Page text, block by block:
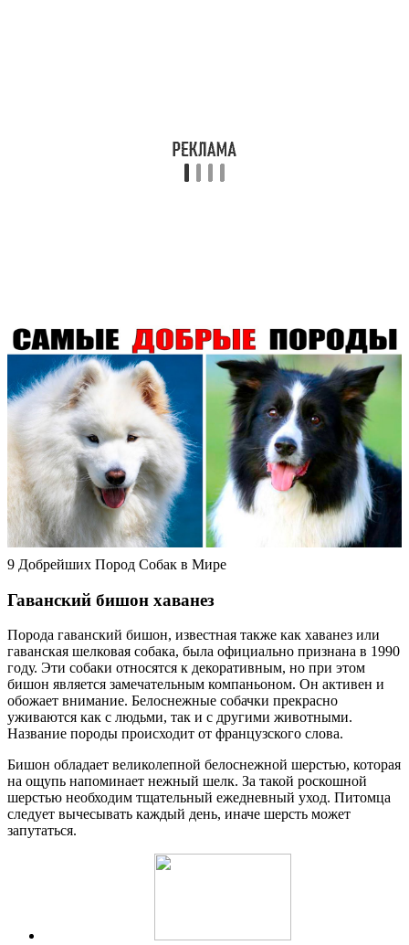
9 Добрейших Пород Собак в Мире
Гаванский бишон хаванез
Порода гаванский бишон, известная также как хаванез или
гаванская шелковая собака, была официально признана в 1990
году. Эти собаки относятся к декоративным, но при этом
бишон является замечательным компаньоном. Он активен и
обожает внимание. Белоснежные собачки прекрасно
уживаются как с людьми, так и с другими животными.
Название породы происходит от французского слова.
Бишон обладает великолепной белоснежной шерстью, которая
на ощупь напоминает нежный шелк. За такой роскошной
шерстью необходим тщательный ежедневный уход. Питомца
следует вычесывать каждый день, иначе шерсть может
запутаться.